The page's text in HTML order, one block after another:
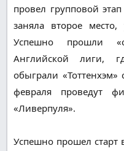
провел групповой
заняла второе место,
Успешно прошли
Английской лиги,
обыграли
февраля проведут
«Ливерпуля».
Успешно прошел старт